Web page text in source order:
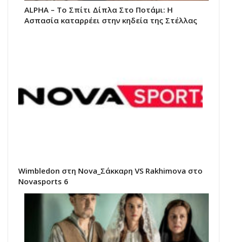
ALPHA – Το Σπίτι Δίπλα Στο Ποτάμι: Η
Ασπασία καταρρέει στην κηδεία της Στέλλας
Wimbledon στη Nova_Σάκκαρη VS Rakhimova στο
Novasports 6